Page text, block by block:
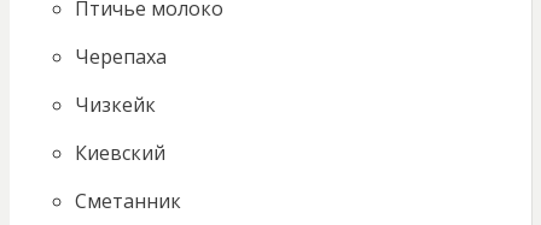
Птичье молоко
Черепаха
Чизкейк
Киевский
Сметанник